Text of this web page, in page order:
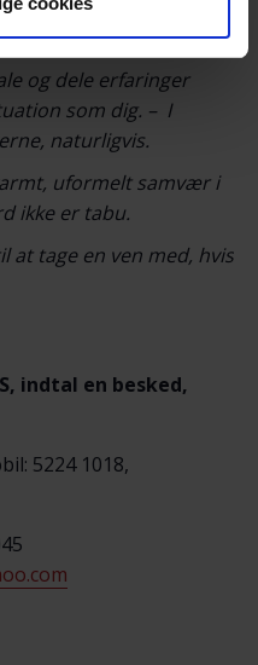
du andre
og dele erfaringer
som dig. – I
naturligvis.
uformelt samvær i
ikke er tabu.
at tage en ven med, hvis
indtal en besked,
5224 1018,